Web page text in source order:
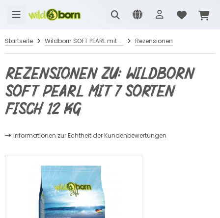
Startseite Wildborn SOFT PEARL mit 7 Sorten Fisch 12 kg Rezensionen
Rezensionen zu: Wildborn
SOFT PEARL mit 7 Sorten
Fisch 12 kg
Informationen zur Echtheit der Kundenbewertungen